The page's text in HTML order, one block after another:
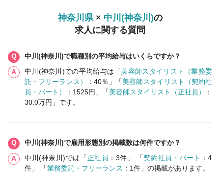
神奈川県× 中川(神奈川)の
求人に関する質問
中川(神奈川)で職種別の平均給与はいくらですか？
中川(神奈川)での平均給与は「美容師スタイリスト（業務委
託・フリーランス）
：40％」「美容師スタイリスト（契約社
員・パート）
：1525円」「美容師スタイリスト（正社員）
：
30.0万円」です。
中川(神奈川)で雇用形態別の掲載数は何件ですか？
中川(神奈川)では「正社員 ：3件」 「契約社員・パート
：4
件」 「業務委託・フリーランス ：1件」の掲載があります。